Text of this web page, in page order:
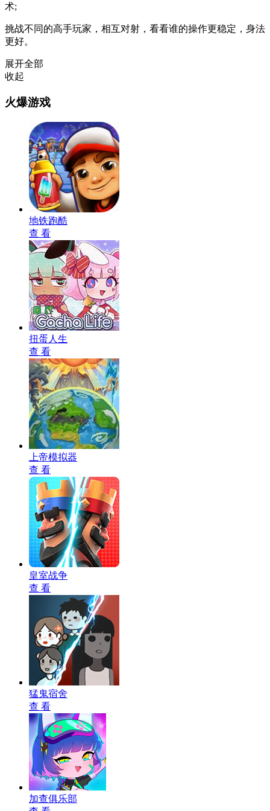
术;
挑战不同的高手玩家，相互对射，看看谁的操作更稳定，身法
更好。
展开全部
收起
火爆游戏
地铁跑酷
查 看
扭蛋人生
查 看
上帝模拟器
查 看
皇室战争
查 看
猛鬼宿舍
查 看
加查俱乐部